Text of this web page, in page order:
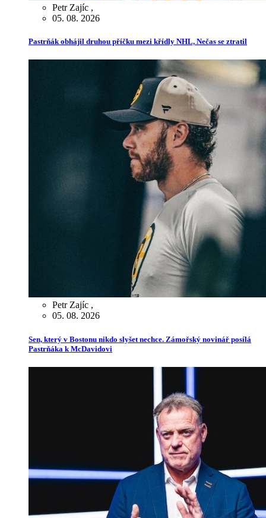
Petr Zajíc ,
05. 08. 2026
Pastrňák obhájil druhou příčku mezi křídly NHL, Nečas se ztratil
Petr Zajíc ,
05. 08. 2026
Sen, který v Bostonu nikdo slyšet nechce. Zámořský novinář posílá
Pastrňáka k McDavidovi